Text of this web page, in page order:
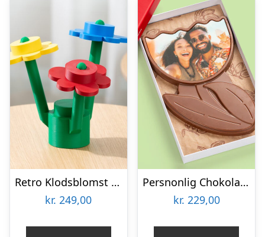
Retro Klodsblomst – Stor
kr. 249,00
Persnonlig Chokoladeblomst med Billede
kr. 229,00